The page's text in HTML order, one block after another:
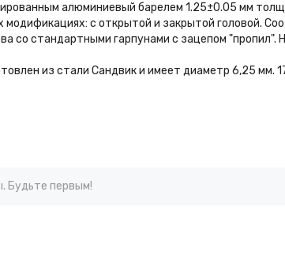
алюминиевый барелем 1.25±0.05 мм
с открытой и закрытой головой.
со стандартными гарпунами с зацепом
из стали Сандвик и имеет диаметр 6,25
Будьте первым!